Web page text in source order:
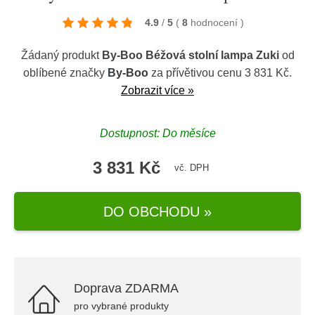
4.9 / 5 ( 8 hodnocení )
Žádaný produkt By-Boo Béžová stolní lampa Zukiod
oblíbené značky By-Boo za přívětivou cenu 3 831 Kč.
Zobrazit více »
Dostupnost: Do měsíce
3 831 Kč vč. DPH
DO OBCHODU »
Doprava ZDARMA
pro vybrané produkty